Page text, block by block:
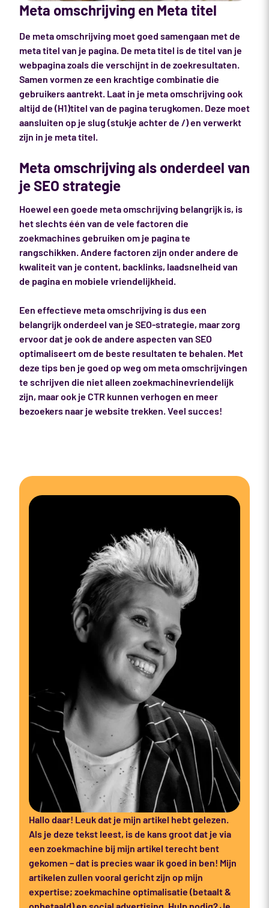
Meta omschrijving en Meta titel
De meta omschrijving moet goed samengaan met de
meta titel van je pagina. De meta titel is de titel van je
webpagina zoals die verschijnt in de zoekresultaten.
Samen vormen ze een krachtige combinatie die
gebruikers aantrekt. Laat in je meta omschrijving ook
altijd de (H1)titel van de pagina terugkomen. Deze moet
aansluiten op je slug (stukje achter de /) en verwerkt
zijn in je meta titel.
Meta omschrijving als onderdeel van
je SEO strategie
Hoewel een goede meta omschrijving belangrijk is, is
het slechts één van de vele factoren die
zoekmachines gebruiken om je pagina te
rangschikken. Andere factoren zijn onder andere de
kwaliteit van je content, backlinks, laadsnelheid van
de pagina en mobiele vriendelijkheid.
Een effectieve meta omschrijving is dus een
belangrijk onderdeel van je SEO-strategie, maar zorg
ervoor dat je ook de andere aspecten van SEO
optimaliseert om de beste resultaten te behalen. Met
deze tips ben je goed op weg om meta omschrijvingen
te schrijven die niet alleen zoekmachinevriendelijk
zijn, maar ook je CTR kunnen verhogen en meer
bezoekers naar je website trekken. Veel succes!
Hallo daar! Leuk dat je mijn artikel hebt gelezen.
Als je deze tekst leest, is de kans groot dat je via
een zoekmachine bij mijn artikel terecht bent
gekomen – dat is precies waar ik goed in ben! Mijn
artikelen zullen vooral gericht zijn op mijn
expertise; zoekmachine optimalisatie (betaalt &